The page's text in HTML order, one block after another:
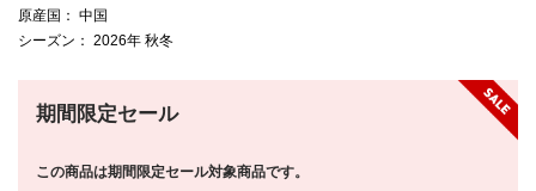
原産国 ： 中国
シーズン ： 2026年 秋冬
期間限定セール
この商品は期間限定セール対象商品です。